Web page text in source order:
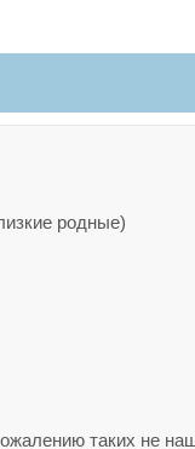
родные)
таких не